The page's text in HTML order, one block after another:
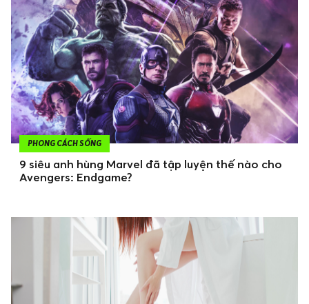
PHONG CÁCH SỐNG
9 siêu anh hùng Marvel đã tập luyện thế nào cho
Avengers: Endgame?